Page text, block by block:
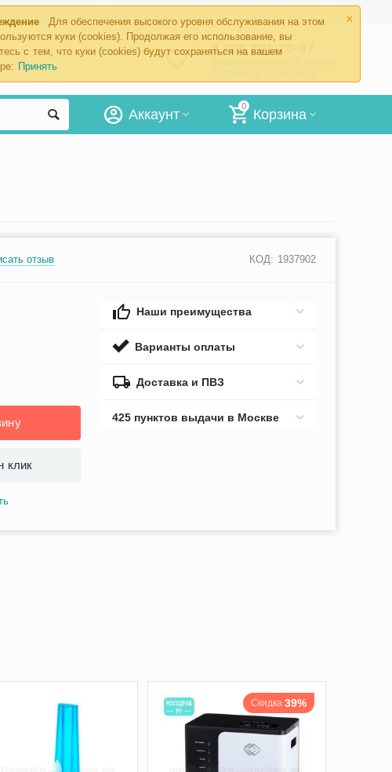
×
Для обеспечения высокого уровня обслуживания на этом
куки (cookies). Продолжая его использование, вы
с тем, что куки (cookies) будут сохраняться на вашем
Принять
8 800 201-70-97
0
Корзина
Аккаунт
отзыв КОД: 1937902
клик
Наши преимущества
Варианты оплаты
Доставка и ПВЗ
425 пунктов выдачи в Москве
Скидка 39%